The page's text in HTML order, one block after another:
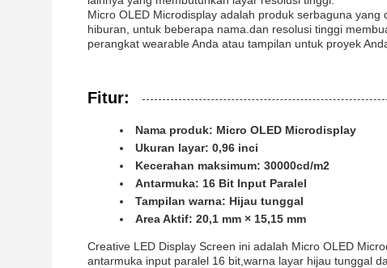
Micro OLED Microdisplay adalah produk serbaguna
hiburan, untuk beberapa nama.dan resolusi tinggi
perangkat wearable Anda atau tampilan untuk proyek
Fitur:
Nama produk: Micro OLED Microdisplay
Ukuran layar: 0,96 inci
Kecerahan maksimum: 30000cd/m2
Antarmuka: 16 Bit Input Paralel
Tampilan warna: Hijau tunggal
Area Aktif: 20,1 mm × 15,15 mm
Creative LED Display Screen ini adalah Micro OLED
antarmuka input paralel 16 bit,warna layar hijau tunggal